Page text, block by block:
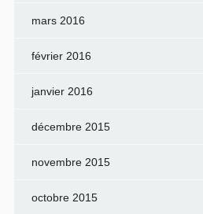
mars 2016
février 2016
janvier 2016
décembre 2015
novembre 2015
octobre 2015